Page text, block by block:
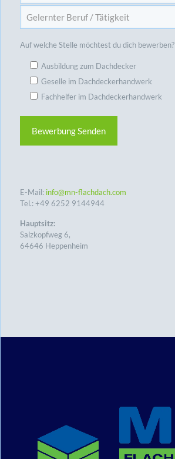
Auf welche Stelle möchtest du dich bewerben?
Ausbildung zum Dachdecker
Geselle im Dachdeckerhandwerk
Fachhelfer im Dachdeckerhandwerk
E-Mail: info@mn-flachdach.com
Tel.:+49 6252 9144944
Hauptsitz:
Salzkopfweg 6,
64646 Heppenheim